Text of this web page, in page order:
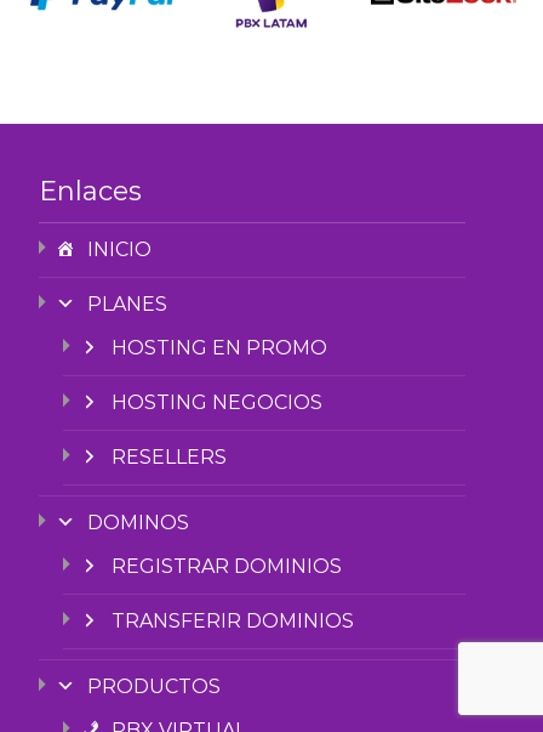
Enlaces
INICIO
PLANES
HOSTING EN PROMO
HOSTING NEGOCIOS
RESELLERS
DOMINOS
REGISTRAR DOMINIOS
TRANSFERIR DOMINIOS
PRODUCTOS